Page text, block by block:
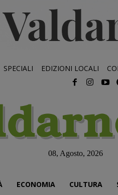
SPECIALI EDIZIONI LOCALI
08, Agosto, 2026
ECONOMIA CULTURA